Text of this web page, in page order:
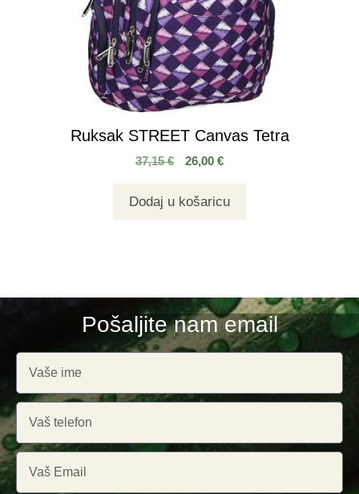
Ruksak STREET Canvas Tetra
37,15€ 26,00 €
Dodaj u košaricu
Pošaljite nam email